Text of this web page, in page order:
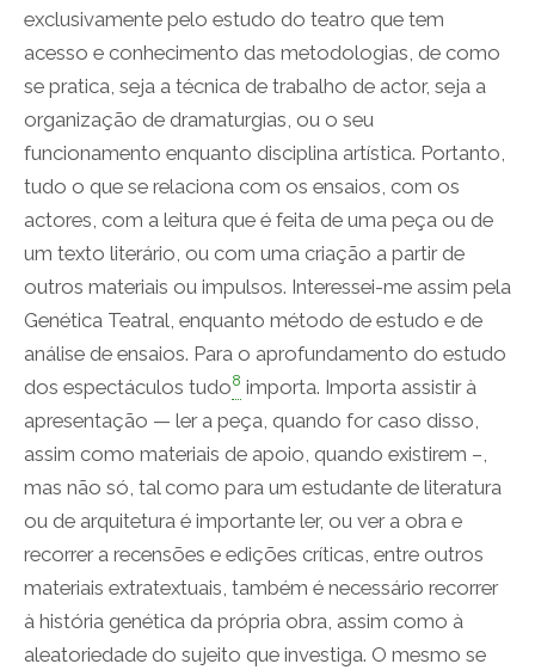
exclusivamente pelo estudo do teatro que tem
acesso e conhecimento das metodologias, de como
se pratica, seja a técnica de trabalho de actor, seja a
organização de dramaturgias, ou o seu
funcionamento enquanto disciplina artística. Portanto,
tudo o que se relaciona com os ensaios, com os
actores, com a leitura que é feita de uma peça ou de
um texto literário, ou com uma criação a partir de
outros materiais ou impulsos. Interessei-me assim pela
Genética Teatral, enquanto método de estudo e de
análise de ensaios. Para o aprofundamento do estudo
dos espectáculos tudo8 importa. Importa assistir à
apresentação — ler a peça, quando for caso disso,
assim como materiais de apoio, quando existirem –,
mas não só, tal como para um estudante de literatura
ou de arquitetura é importante ler, ou ver a obra e
recorrer a recensões e edições críticas, entre outros
materiais extratextuais, também é necessário recorrer
à história genética da própria obra, assim como à
aleatoriedade do sujeito que investiga. O mesmo se